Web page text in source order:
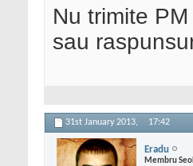
Nu trimite
sau
31st January 2013, 17:42
Eradu
Membru